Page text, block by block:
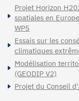
Projet Horizon
spatiales en
WP5
Essais sur les
climatiques
Modélisation
(GEODIP V2)
Projet du Conseil